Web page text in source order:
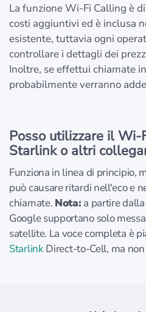
La funzione Wi-Fi Calling è
costi aggiuntivi ed è inclusa
esistente, tuttavia ogni
controllare i dettagli dei
Inoltre, se effettui chiamate
probabilmente verranno
Posso utilizzare il
Starlink o altri
Funziona in linea di principio,
può causare ritardi nell'eco e
chiamate. Nota: a partire
Google supportano solo
satellite. La voce completa è
StarlinkDirect-to-Cell, ma